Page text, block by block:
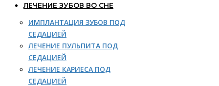
ЛЕЧЕНИЕ ЗУБОВ ВО СНЕ
ИМПЛАНТАЦИЯ ЗУБОВ ПОД
СЕДАЦИЕЙ
ЛЕЧЕНИЕ ПУЛЬПИТА ПОД
СЕДАЦИЕЙ
ЛЕЧЕНИЕ КАРИЕСА ПОД
СЕДАЦИЕЙ